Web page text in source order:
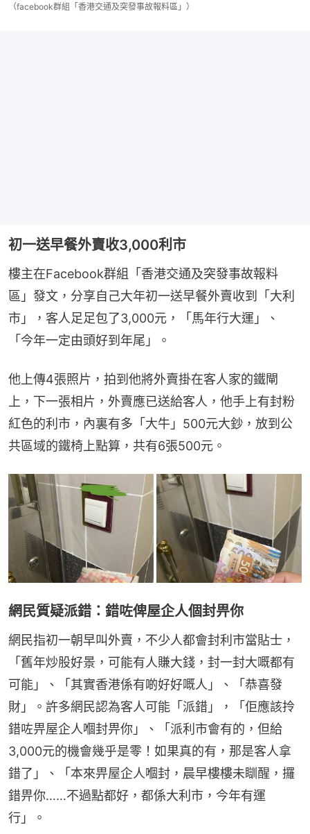
（facebook群組「香港交通及突發事故報料區」）
初一送早餐外賣收3,000利市
樓主在Facebook群組「香港交通及突發事故報料
區」發文，分享自己大年初一送早餐外賣收到「大利
市」，客人足足包了3,000元，「馬年行大運」、
「今年一定由頭好到年尾」。
他上傳4張照片，拍到他將外賣掛在客人家的鐵閘
上，下一張相片，外賣應已送給客人，他手上有封粉
紅色的利市，內裏有多「大牛」500元大鈔，放到公
共區域的鐵椅上點算，共有6張500元。
網民質疑派錯：錯咗俾屋企人個封畀你
網民指初一朝早叫外賣，不少人都會封利市當貼士，
「舊年炒股好景，可能有人賺大錢，封一封大嘅都有
可能」、「其實香港係有啲好好嘅人」、「恭喜發
財」。許多網民認為客人可能「派錯」，「佢應該拎
錯咗畀屋企人嗰封畀你」、「派利市會有的，但給
3,000元的機會幾乎是零！如果真的有，那是客人拿
錯了」、「本來畀屋企人嗰封，晨早樓樓未瞓醒，攞
錯畀你……不過點都好，都係大利市，今年有運
行」。